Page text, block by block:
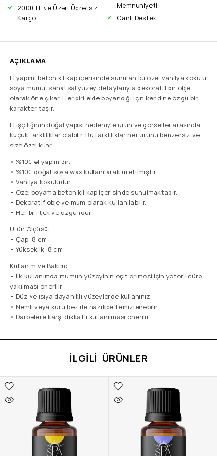
2000 TL ve Üzeri Ücretsiz
Kargo
Memnuniyeti
Canlı Destek
AÇIKLAMA
El yapımı beton kil kap içerisinde sunulan bu özel vanilya kokulu
soya mumu, sanatsal yüzey detaylarıyla dekoratif bir obje
olarak öne çıkar. Her biri elde boyandığı için kendine özgü bir
karakter taşır.
El işçiliğinin doğal yapısı nedeniyle ürün ve görseller arasında
küçük farklılıklar olabilir. Bu farklılıklar her ürünü benzersiz ve
size özel kılar.
• %100 el yapımıdır.
• %100 doğal soya wax kullanılarak üretilmiştir.
• Vanilya kokuludur.
• Özel boyama beton kil kap içerisinde sunulmaktadır.
• Dekoratif obje ve mum olarak kullanılabilir.
• Her biri tek ve özgündür.
Ürün Ölçüsü:
• Çap: 8 cm
• Yükseklik: 8 cm
Kullanım ve Bakım:
• İlk kullanımda mumun yüzeyinin eşit erimesi için yeterli süre
yakılması önerilir.
• Düz ve ısıya dayanıklı yüzeylerde kullanınız.
• Nemli veya kuru bez ile nazikçe temizlenebilir.
• Darbelere karşı dikkatli kullanılması önerilir.
İLGILI ÜRÜNLER